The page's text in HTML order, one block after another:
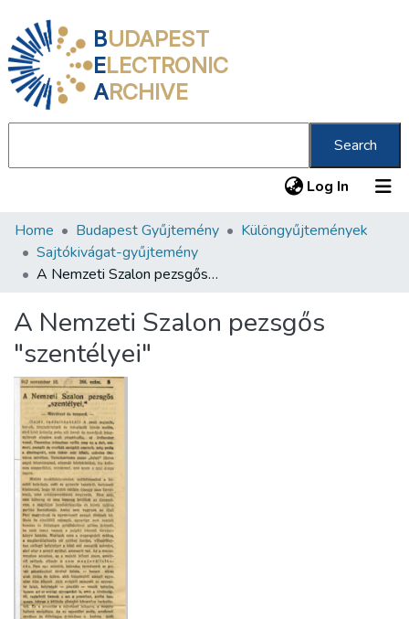
BUDAPEST
ELECTRONIC
ARCHIVE
Search
Log In (current)
Communities & Collections
All of DSpace
About us
Home Budapest Gyűjtemény
Különgyűjtemények
Sajtókivágat-gyűjtemény
A Nemzeti Szalon pezsgős "szentélyei"
A Nemzeti Szalon pezsgős
"szentélyei"